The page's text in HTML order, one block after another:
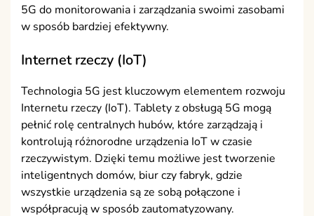
5G do monitorowania i zarządzania swoimi zasobami
w sposób bardziej efektywny.
Internet rzeczy (IoT)
Technologia 5G jest kluczowym elementem rozwoju
Internetu rzeczy (IoT). Tablety z obsługą 5G mogą
pełnić rolę centralnych hubów, które zarządzają i
kontrolują różnorodne urządzenia IoT w czasie
rzeczywistym. Dzięki temu możliwe jest tworzenie
inteligentnych domów, biur czy fabryk, gdzie
wszystkie urządzenia są ze sobą połączone i
współpracują w sposób zautomatyzowany.